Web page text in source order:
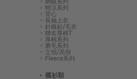
輕涼系列
背心
長袖上衣
針織衫/毛衣
聯名厚棉T
厚棉系列
磨毛系列
立領/高領
Fleece系列
襯衫類